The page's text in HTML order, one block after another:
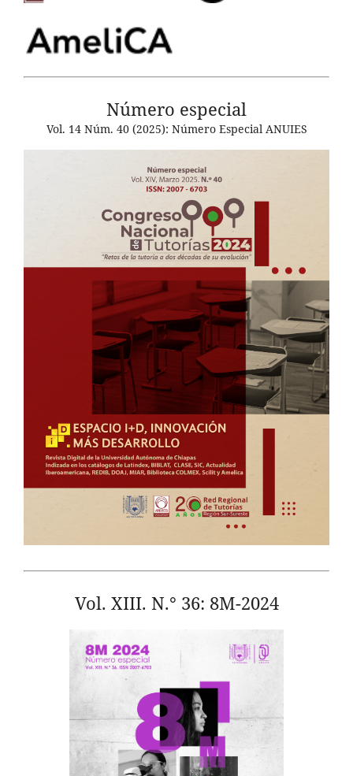
Número especial
Vol. 14 Núm. 40 (2025): Número Especial ANUIES
Vol. XIII. N.° 36: 8M-2024